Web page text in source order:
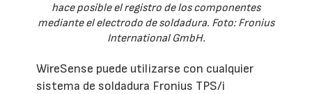
hace posible el registro de los componentes
mediante el electrodo de soldadura. Foto: Fronius
International GmbH.
WireSense puede utilizarse con cualquier
sistema de soldadura Fronius TPS/i